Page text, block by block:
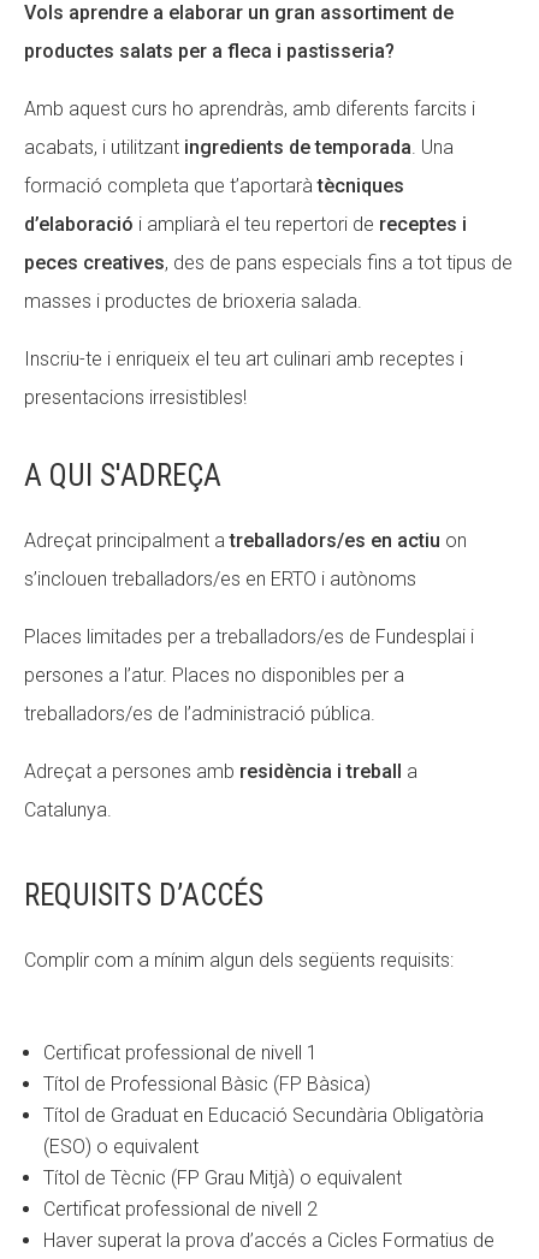
Vols aprendre a elaborar un gran assortiment de
productes salats per a fleca i pastisseria?
Amb aquest curs ho aprendràs, amb diferents farcits i
acabats, i utilitzant ingredients de temporada. Una
formació completa que t’aportaràtècniques
d’elaboració i ampliarà el teu repertori de receptes i
peces creatives, des de pans especials fins a tot tipus de
masses i productes de brioxeria salada.
Inscriu-te i enriqueix el teu art culinari amb receptes i
presentacions irresistibles!
A QUI S'ADREÇA
Adreçat principalment atreballadors/es en actiu on
s’inclouen treballadors/es en ERTO i autònoms
Places limitades per a treballadors/es de Fundesplai i
persones a l’atur. Places no disponibles per a
treballadors/es de l’administració pública.
Adreçat a persones amb residència i treball a
Catalunya.
REQUISITS D’ACCÉS
Complir com a mínim algun dels següents requisits:
Certificat professional de nivell 1
Títol de Professional Bàsic (FP Bàsica)
Títol de Graduat en Educació Secundària Obligatòria
(ESO) o equivalent
Títol de Tècnic (FP Grau Mitjà) o equivalent
Certificat professional de nivell 2
Haver superat la prova d’accés a Cicles Formatius de
Proposta educativa
ACTUALITAT
Notícies
Diari de la Fundació
Fundesplai als mitjans
COL·LABORA
Fes voluntariat
Treballa amb nosaltres
Proposta educativa
ACTUALITAT
Notícies
Diari de la Fundació
Fundesplai als mitjans
COL·LABORA
Fes voluntariat
Treballa amb nosaltres